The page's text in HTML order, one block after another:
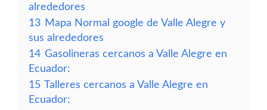
alrededores
13 Mapa Normal google de Valle Alegre y
sus alrededores
14 Gasolineras cercanos a Valle Alegre en
Ecuador:
15 Talleres cercanos a Valle Alegre en
Ecuador: